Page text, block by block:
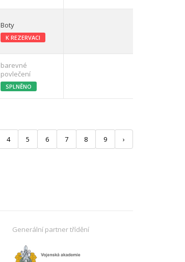
Boty
K REZERVACI
barevné
povlečení
SPLNĚNO
4 5 6 7 8 9 ›
Generální partner třídění